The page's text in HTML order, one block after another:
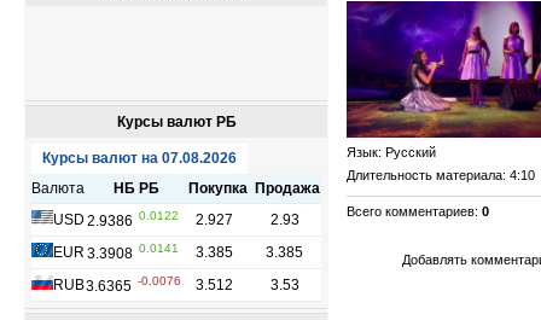
Курсы валют РБ
Язык: Русский
Длительность материала: 4:10
Всего комментариев: 0
Добавлять